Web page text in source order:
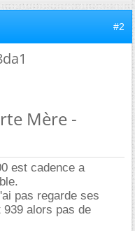
#2
Mère -
est cadence a
pas regarde ses
alors pas de